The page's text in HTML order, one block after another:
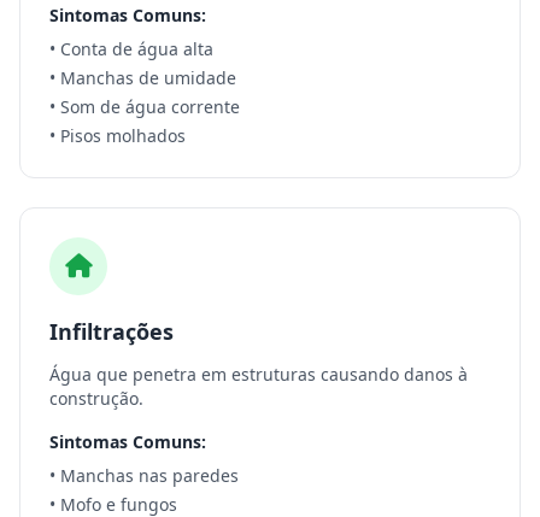
Sintomas Comuns:
• Conta de água alta
• Manchas de umidade
• Som de água corrente
• Pisos molhados
Infiltrações
Água que penetra em estruturas causando danos à
construção.
Sintomas Comuns:
• Manchas nas paredes
• Mofo e fungos